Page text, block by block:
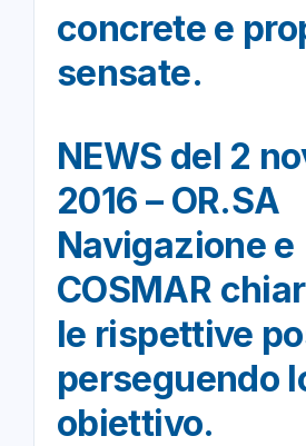
concrete e
sensate.
NEWS del 2
2016 – OR.SA
Navigazione e
COSMAR
le rispettive
perseguendo
obiettivo.